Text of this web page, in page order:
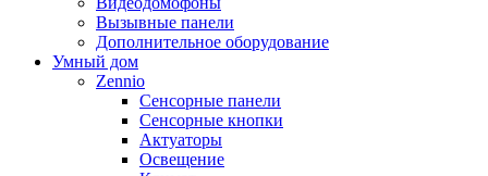
Вызывные панели
Дополнительное оборудование
Умный дом
Zennio
Сенсорные панели
Сенсорные кнопки
Актуаторы
Освещение